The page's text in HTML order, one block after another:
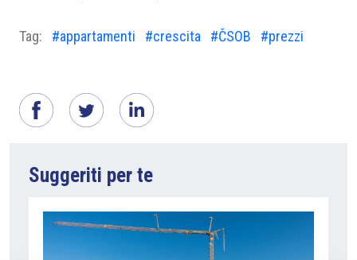
Tag: #appartamenti #crescita #ČSOB #prezzi
Suggeriti per te